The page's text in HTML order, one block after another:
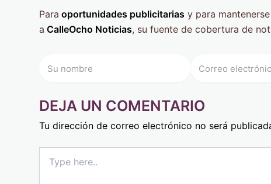
Para oportunidades publicitarias y para
a CalleOcho Noticias, su fuente de cobertura de
DEJA UN COMENTARIO
Tu dirección de correo electrónico no será
here..